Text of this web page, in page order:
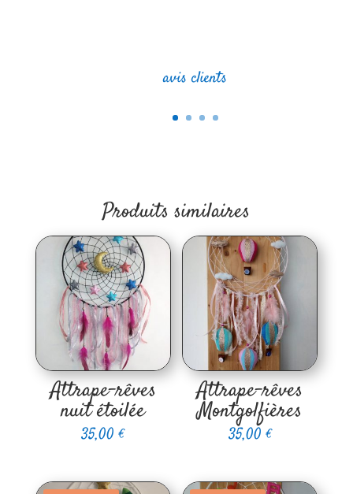
avis clients
Produits similaires
Attrape-rêves
nuit étoilée
35,00€
Attrape-rêves
Montgolfières
35,00€